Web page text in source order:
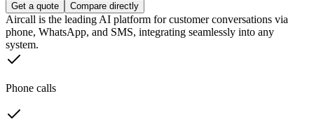
Get a quote Compare directly
Aircall is the leading AI platform for customer conversations via
phone, WhatsApp, and SMS, integrating seamlessly into any
system.
Phone calls